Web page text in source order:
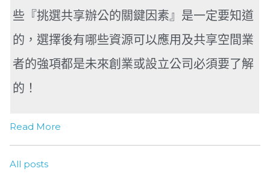
些『挑選共享辦公的關鍵因素』是一定要知道
的，選擇後有哪些資源可以應用及共享空間業
者的強項都是未來創業或設立公司必須要了解
的！
Read More
All posts